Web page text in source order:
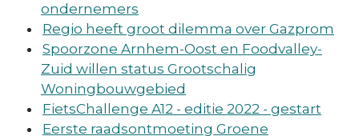
ondernemers
Regio heeft groot dilemma over Gazprom
Spoorzone Arnhem-Oost en Foodvalley-
Zuid willen status Grootschalig
Woningbouwgebied
FietsChallenge A12 - editie 2022 - gestart
Eerste raadsontmoeting Groene